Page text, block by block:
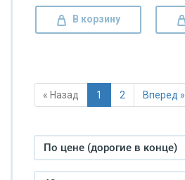
В корзину
« Назад 1 2 Вперед »
По цене (дорогие в конце)